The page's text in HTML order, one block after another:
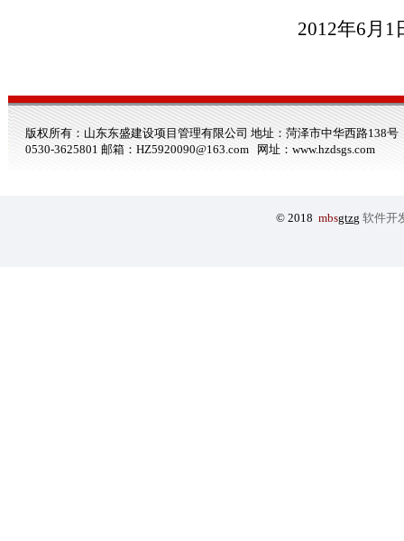
2012年6月 1
版权所有：山东东盛建设项目管理有限公司 地址：菏泽市中华西路138
0530-3625801 邮箱：HZ5920090@163.com 网址： www.hzdsgs.com
© 2018mbsgtzg 软件开